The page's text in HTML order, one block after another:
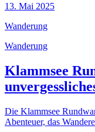
13. Mai 2025
Wanderung
Wanderung
Klammsee
Die Klammsee
Abenteuer, das